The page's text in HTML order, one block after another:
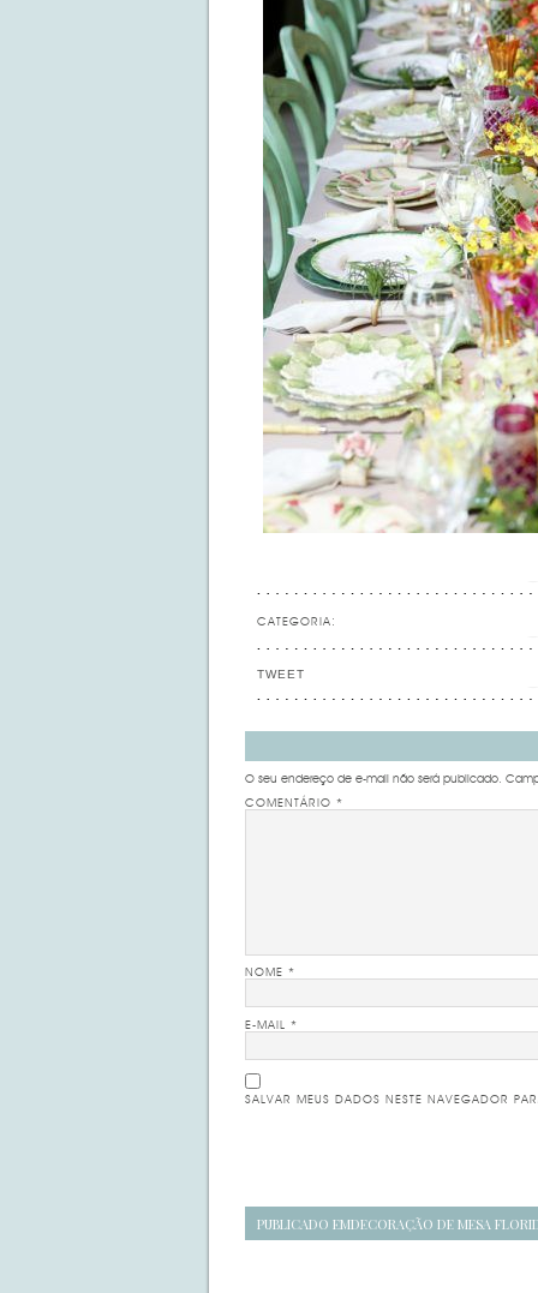
CATEGORIA:
TWEET
O seu endereço de e-mail não será publicado.
COMENTÁRIO *
NOME *
E-MAIL *
SALVAR MEUS DADOS NESTE NAVEGADOR
Navegação
PUBLICADO EMDECORAÇÃO DE MESA